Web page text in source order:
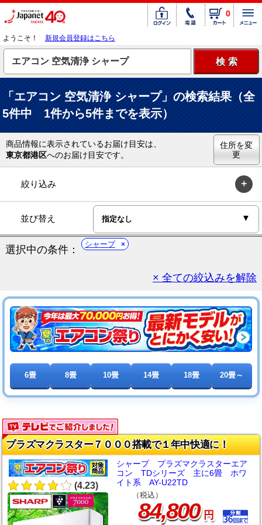
0
ようこそ！ 新規会員登録はこちら
「エアコン 空気清浄 シャープ」の検索結果（全
5件中 1件から5件までを表示）
商品情報に表示されているお届け目安は、
東京都港区へのお届け目安です。
住所を変
更
絞り込み
並び替え
選択中の条件： シャープ
× 全ての絞込みを解除
6畳 8畳 10畳 14畳 18畳 20畳～
プラズマクラスター７０００搭載で１年中快適に！
(4.23)
シャープ プラズマクラスターエア
コン TDシリーズ 主に6畳 ホワ
イト系 AY-U22TD
（税込）
84,800円